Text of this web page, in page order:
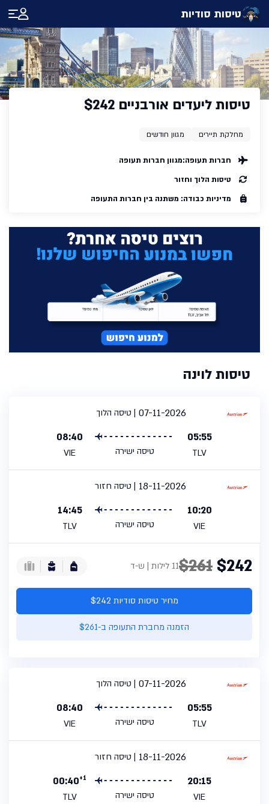
טיסות סודיות
טיסות ליעדים אורבניים $242
מחלקת תיירים מגוון חודשים
חברות תעופה:מגוון חברות תעופה
טיסות הלוך וחזור
מדיניות כבודה: משתנה בין חברות התעופה
טיסות לוינה
טיסה הלוך
07-11-2026
05:55
TLV טיסה ישירה
08:40
VIE
טיסה חזור
18-11-2026
10:20
VIE טיסה ישירה
14:45
TLV
$242
$26111 לילות | ש-ד
מחיר טיסות סודיות $242
הזמנה מחברת התעופה ב-$261
טיסה הלוך
07-11-2026
05:55
TLV טיסה ישירה
08:40
VIE
טיסה חזור
18-11-2026
20:15
VIE טיסה ישירה
00:40+1
TLV